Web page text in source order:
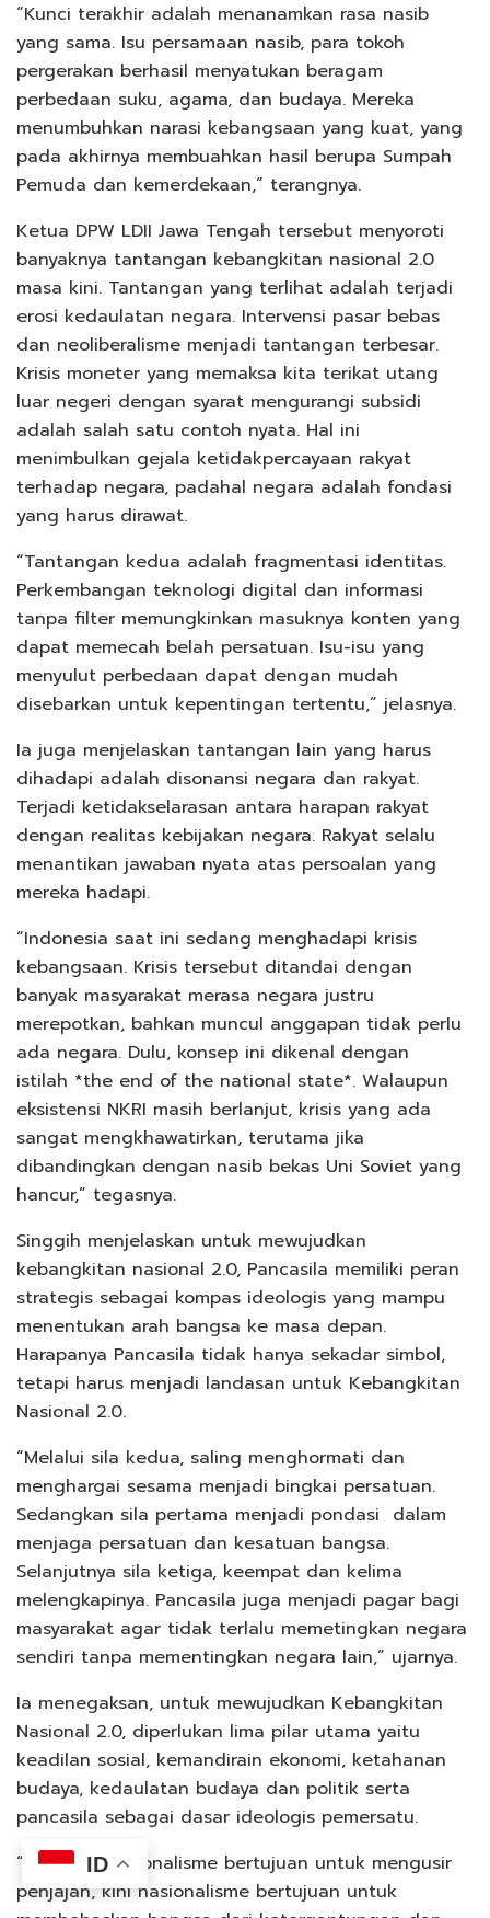
“Kunci terakhir adalah menanamkan rasa nasib
yang sama. Isu persamaan nasib, para tokoh
pergerakan berhasil menyatukan beragam
perbedaan suku, agama, dan budaya. Mereka
menumbuhkan narasi kebangsaan yang kuat, yang
pada akhirnya membuahkan hasil berupa Sumpah
Pemuda dan kemerdekaan,” terangnya.
Ketua DPW LDII Jawa Tengah tersebut menyoroti
banyaknya tantangan kebangkitan nasional 2.0
masa kini. Tantangan yang terlihat adalah terjadi
erosi kedaulatan negara. Intervensi pasar bebas
dan neoliberalisme menjadi tantangan terbesar.
Krisis moneter yang memaksa kita terikat utang
luar negeri dengan syarat mengurangi subsidi
adalah salah satu contoh nyata. Hal ini
menimbulkan gejala ketidakpercayaan rakyat
terhadap negara, padahal negara adalah fondasi
yang harus dirawat.
“Tantangan kedua adalah fragmentasi identitas.
Perkembangan teknologi digital dan informasi
tanpa filter memungkinkan masuknya konten yang
dapat memecah belah persatuan. Isu-isu yang
menyulut perbedaan dapat dengan mudah
disebarkan untuk kepentingan tertentu,” jelasnya.
Ia juga menjelaskan tantangan lain yang harus
dihadapi adalah disonansi negara dan rakyat.
Terjadi ketidakselarasan antara harapan rakyat
dengan realitas kebijakan negara. Rakyat selalu
menantikan jawaban nyata atas persoalan yang
mereka hadapi.
“Indonesia saat ini sedang menghadapi krisis
kebangsaan. Krisis tersebut ditandai dengan
banyak masyarakat merasa negara justru
merepotkan, bahkan muncul anggapan tidak perlu
ada negara. Dulu, konsep ini dikenal dengan
istilah *the end of the national state*. Walaupun
eksistensi NKRI masih berlanjut, krisis yang ada
sangat mengkhawatirkan, terutama jika
dibandingkan dengan nasib bekas Uni Soviet yang
hancur,” tegasnya.
Singgih menjelaskan untuk mewujudkan
kebangkitan nasional 2.0, Pancasila memiliki peran
strategis sebagai kompas ideologis yang mampu
menentukan arah bangsa ke masa depan.
Harapanya Pancasila tidak hanya sekadar simbol,
tetapi harus menjadi landasan untuk Kebangkitan
Nasional 2.0.
“Melalui sila kedua, saling menghormati dan
menghargai sesama menjadi bingkai persatuan.
Sedangkan sila pertama menjadi pondasi dalam
menjaga persatuan dan kesatuan bangsa.
Selanjutnya sila ketiga, keempat dan kelima
melengkapinya. Pancasila juga menjadi pagar bagi
masyarakat agar tidak terlalu memetingkan negara
sendiri tanpa mementingkan negara lain,” ujarnya.
Ia menegaksan, untuk mewujudkan Kebangkitan
Nasional 2.0, diperlukan lima pilar utama yaitu
keadilan sosial, kemandirain ekonomi, ketahanan
budaya, kedaulatan budaya dan politik serta
pancasila sebagai dasar ideologis pemersatu.
“Jika dulu nasionalisme bertujuan untuk mengusir
penjajah, kini nasionalisme bertujuan untuk
ID